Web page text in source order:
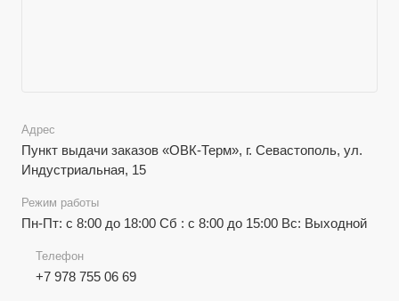
Адрес
Пункт выдачи заказов «ОВК-Терм», г. Севастополь, ул.
Индустриальная, 15
Режим работы
Пн-Пт: с 8:00 до 18:00 Сб : с 8:00 до 15:00 Вс: Выходной
Телефон
+7 978 755 06 69